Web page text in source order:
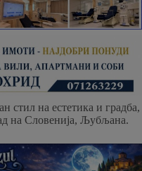
стил на естетика и градба,
на Словенија, Љубљана.